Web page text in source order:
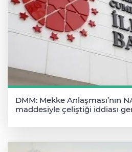
DMM: Mekke Anlaşması’nın
maddesiyle çeliştiği iddiası